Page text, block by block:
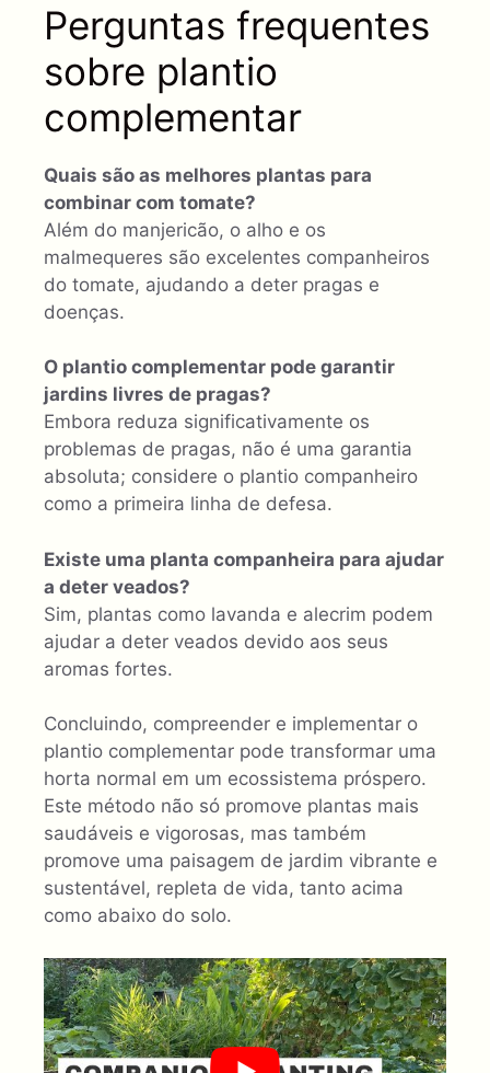
Perguntas frequentes
sobre plantio
complementar
Quais são as melhores plantas para
combinar com tomate?
Além do manjericão, o alho e os
malmequeres são excelentes companheiros
do tomate, ajudando a deter pragas e
doenças.
O plantio complementar pode garantir
jardins livres de pragas?
Embora reduza significativamente os
problemas de pragas, não é uma garantia
absoluta; considere o plantio companheiro
como a primeira linha de defesa.
Existe uma planta companheira para ajudar
a deter veados?
Sim, plantas como lavanda e alecrim podem
ajudar a deter veados devido aos seus
aromas fortes.
Concluindo, compreender e implementar o
plantio complementar pode transformar uma
horta normal em um ecossistema próspero.
Este método não só promove plantas mais
saudáveis ​​e vigorosas, mas também
promove uma paisagem de jardim vibrante e
sustentável, repleta de vida, tanto acima
como abaixo do solo.